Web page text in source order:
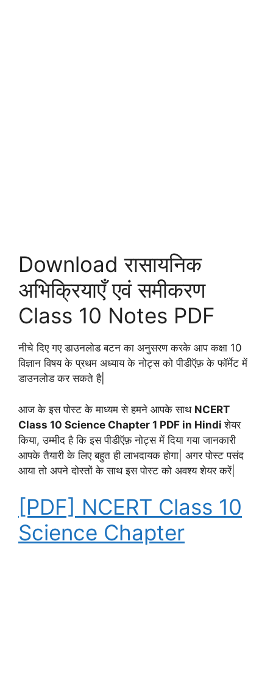
Download रासायनिक
अभिक्रियाएँ एवं समीकरण
Class 10 Notes PDF
नीचे दिए गए डाउनलोड बटन का अनुसरण करके आप कक्षा 10
विज्ञान विषय के प्रथम अध्याय के नोट्स को पीडीऍफ़ के फॉर्मेट में
डाउनलोड कर सकते है|
आज के इस पोस्ट के माध्यम से हमने आपके साथ NCERT
Class 10 Science Chapter 1 PDF in Hindiशेयर
किया, उम्मीद है कि इस पीडीऍफ़ नोट्स में दिया गया जानकारी
आपके तैयारी के लिए बहुत ही लाभदायक होगा| अगर पोस्ट पसंद
आया तो अपने दोस्तों के साथ इस पोस्ट को अवश्य शेयर करें|
[PDF] NCERT Class 10
Science Chapter